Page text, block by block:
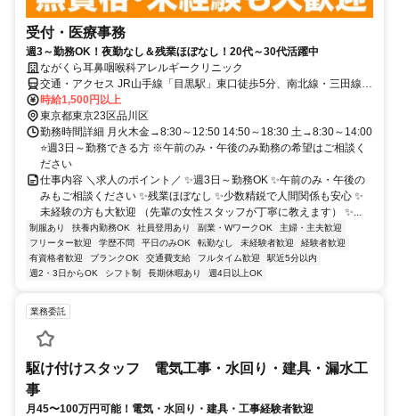
受付・医療事務
週3～勤務OK！夜勤なし＆残業ほぼなし！20代～30代活躍中
ながくら耳鼻咽喉科アレルギークリニック
交通・アクセス JR山手線「目黒駅」東口徒歩5分、南北線・三田線
「白金台駅」徒歩10分
時給1,500円以上
東京都東京23区品川区
勤務時間詳細 月火木金→8:30～12:50 14:50～18:30 土→8:30～14:00
⭐週3日～勤務できる方 ※午前のみ・午後のみ勤務の希望はご相談く
ださい
仕事内容 ＼求人のポイント／ ✨週3日～勤務OK ✨午前のみ・午後の
みもご相談ください ✨残業ほぼなし ✨少数精鋭で人間関係も安心 ✨
未経験の方も大歓迎 （先輩の女性スタッフが丁寧に教えます） ✨...
制服あり 扶養内勤務OK 社員登用あり 副業・WワークOK
主婦・主夫歓迎
フリーター歓迎
学歴不問 平日のみOK 転勤なし 未経験者歓迎
経験者歓迎
有資格者歓迎
ブランクOK 交通費支給 フルタイム歓迎
駅近5分以内
週2・3日からOK
シフト制 長期休暇あり 週4日以上OK
業務委託
駆け付けスタッフ 電気工事・水回り・建具・漏水工
事
月45〜100万円可能！電気・水回り・建具・工事経験者歓迎